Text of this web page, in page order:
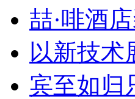
喆·啡酒
以新技术
宾至如归